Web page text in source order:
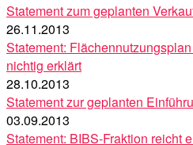
Statement zum geplanten
26.11.2013
Statement: Flächennutzungsplan
nichtig erklärt
28.10.2013
Statement zur geplanten
03.09.2013
Statement: BIBS-Fraktion reicht